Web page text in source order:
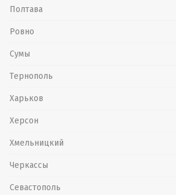
Полтава
Ровно
Сумы
Тернополь
Харьков
Херсон
Хмельницкий
Черкассы
Севастополь